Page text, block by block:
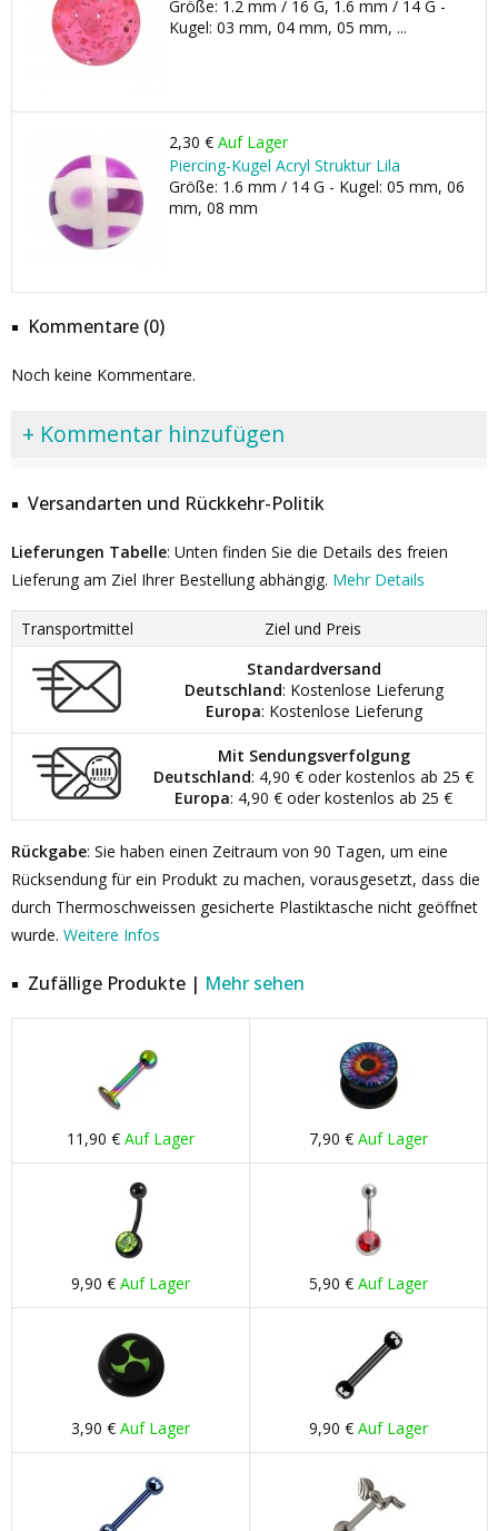
Größe: 1.2 mm / 16 G, 1.6 mm / 14 G -
Kugel: 03 mm, 04 mm, 05 mm, ...
2,30 € Auf Lager
Piercing-Kugel Acryl Struktur Lila
Größe: 1.6 mm / 14 G - Kugel: 05 mm, 06
mm, 08 mm
Kommentare (0)
Noch keine Kommentare.
+ Kommentar hinzufügen
Versandarten und Rückkehr-Politik
Lieferungen Tabelle: Unten finden Sie die Details des freien
Lieferung am Ziel Ihrer Bestellung abhängig. Mehr Details
Transportmittel
Ziel und Preis
Standardversand
Deutschland: Kostenlose Lieferung
Europa: Kostenlose Lieferung
Mit Sendungsverfolgung
Deutschland: 4,90 € oder kostenlos ab 25 €
Europa: 4,90 € oder kostenlos ab 25 €
Rückgabe: Sie haben einen Zeitraum von 90 Tagen, um eine
Rücksendung für ein Produkt zu machen, vorausgesetzt, dass die
durch Thermoschweissen gesicherte Plastiktasche nicht geöffnet
wurde. Weitere Infos
Zufällige Produkte | Mehr sehen
11,90 € Auf Lager 7,90 € Auf Lager
9,90 € Auf Lager 5,90 € Auf Lager
3,90 € Auf Lager 9,90 € Auf Lager